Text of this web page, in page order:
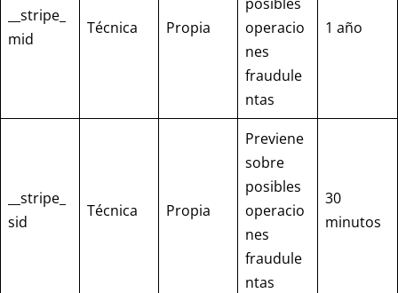
__stripe_
mid
Técnica Propia
operacio
nes
fraudule
ntas
1 año
__stripe_
sid
Técnica Propia
Previene
sobre
posibles
operacio
nes
fraudule
ntas
30
minutos